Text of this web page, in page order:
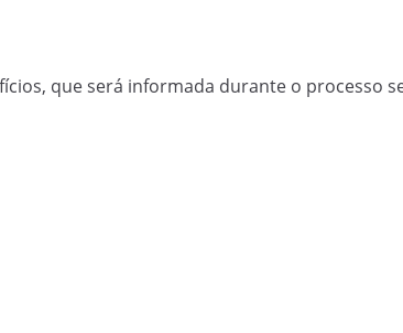
que será informada durante o processo